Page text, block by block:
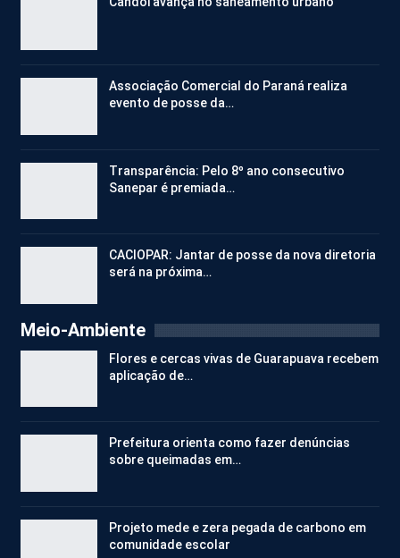
Associação Comercial do Paraná realiza
evento de posse da…
Transparência: Pelo 8º ano consecutivo
Sanepar é premiada…
CACIOPAR: Jantar de posse da nova diretoria
será na próxima…
Meio-Ambiente
Flores e cercas vivas de Guarapuava recebem
aplicação de…
Prefeitura orienta como fazer denúncias
sobre queimadas em…
Projeto mede e zera pegada de carbono em
comunidade escolar